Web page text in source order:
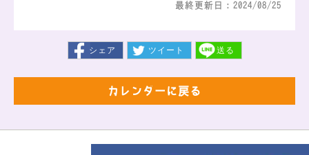
最終更新日：2024/08/25
シェア ツイート 送る
カレンダーに戻る